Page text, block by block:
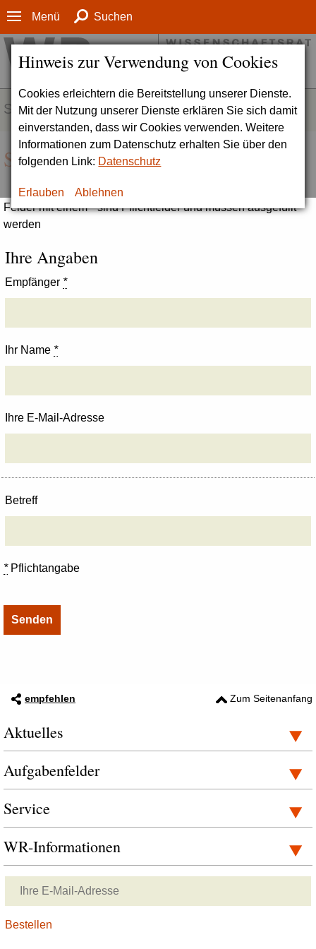
Hinweis zur Verwendung von Cookies
Cookies erleichtern die Bereitstellung unserer Dienste.
Mit der Nutzung unserer Dienste erklären Sie sich damit
einverstanden, dass wir Cookies verwenden. Weitere
Informationen zum Datenschutz erhalten Sie über den
folgenden Link: Datenschutz
Erlauben Ablehnen
Menü Suchen
SERVICE
Seite empfehlen
Felder mit einem * sind Pflichtfelder und müssen ausgefüllt
werden
Ihre Angaben
Empfänger *
Ihr Name *
Ihre E-Mail-Adresse
Betreff
*Pflichtangabe
empfehlen Zum Seitenanfang
Aktuelles
Aufgabenfelder
Service
WR-Informationen